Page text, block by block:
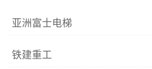
亚洲富士电梯
铁建重工